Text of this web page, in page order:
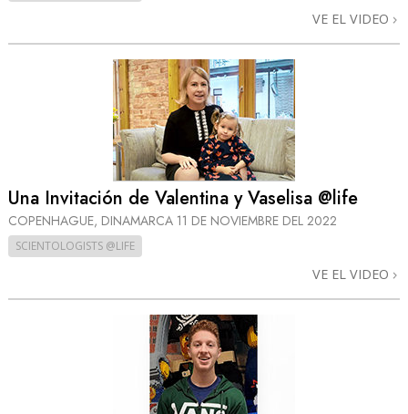
VE EL VIDEO
Una Invitación de Valentina y Vaselisa @life
COPENHAGUE, DINAMARCA 11 DE NOVIEMBRE DEL 2022
SCIENTOLOGISTS @LIFE
VE EL VIDEO